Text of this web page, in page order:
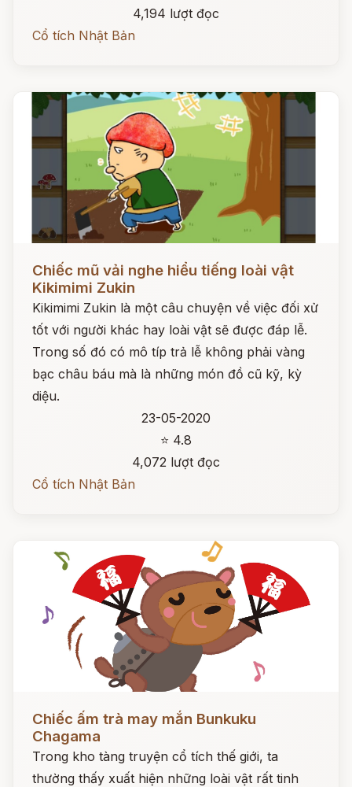
4,194 lượt đọc
Cổ tích Nhật Bản
Đọc ngay
Chiếc mũ vải nghe hiểu tiếng loài vật
Kikimimi Zukin
Kikimimi Zukin là một câu chuyện về việc đối xử
tốt với người khác hay loài vật sẽ được đáp lễ.
Trong số đó có mô típ trả lễ không phải vàng
bạc châu báu mà là những món đồ cũ kỹ, kỳ
diệu.
23-05-2020
⭐ 4.8
4,072 lượt đọc
Cổ tích Nhật Bản
Đọc ngay
Chiếc ấm trà may mắn Bunkuku
Chagama
Trong kho tàng truyện cổ tích thế giới, ta
thường thấy xuất hiện những loài vật rất tinh